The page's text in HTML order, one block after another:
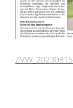
ZVW_20230815